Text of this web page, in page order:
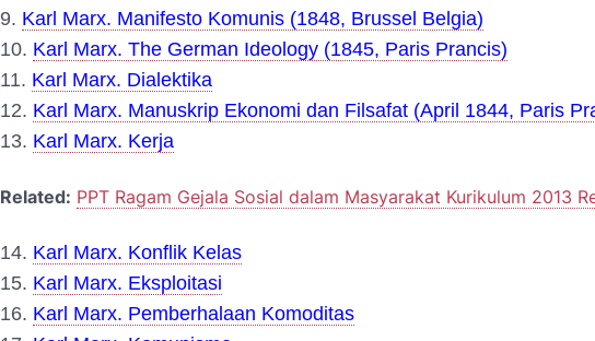
9. Karl Marx. Manifesto Komunis (1848, Brussel Belgia)
10. Karl Marx. The German Ideology (1845, Paris Prancis)
11. Karl Marx. Dialektika
12. Kar l Marx. Manuskrip Ekonomi dan Filsafat (April 1844, Paris
13. Karl Marx. Kerja
Related: PPT Ragam Gejala Sosial dalam Masyarakat Kurikulum 2013
14. Karl Marx. Konflik Kelas
15. Karl Marx. Eksploitasi
16. Karl Marx. Pemberhalaan Komoditas